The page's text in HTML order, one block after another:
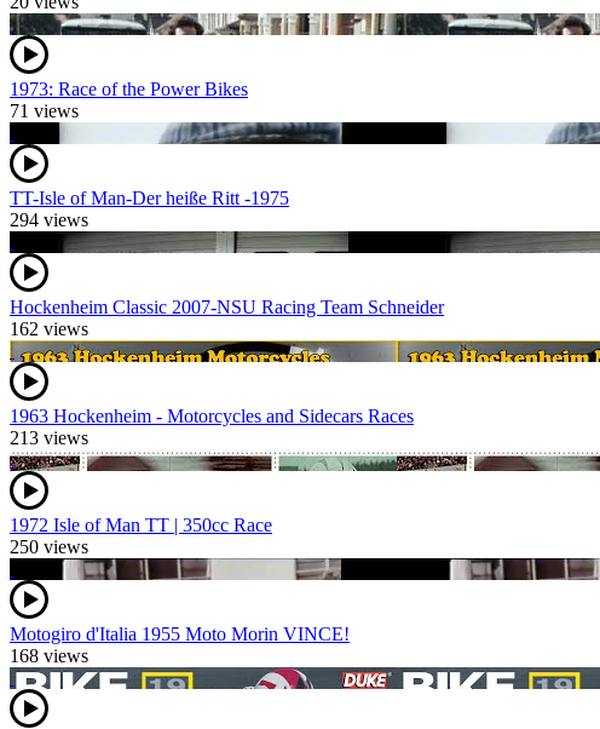
1973: Race of the Power Bikes
71 views
TT-Isle of Man-Der heiße Ritt -1975
294 views
Hockenheim Classic 2007-NSU Racing Team Schneider
162 views
1963 Hockenheim - Motorcycles and Sidecars Races
213 views
1972 Isle of Man TT | 350cc Race
250 views
Motogiro d'Italia 1955 Moto Morin VINCE!
168 views